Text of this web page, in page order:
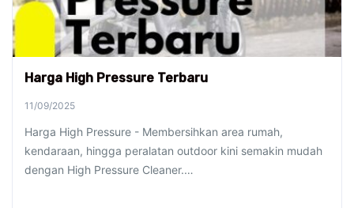
Harga High Pressure Terbaru
11/09/2025
Harga High Pressure - Membersihkan area rumah,
kendaraan, hingga peralatan outdoor kini semakin mudah
dengan High Pressure Cleaner.…